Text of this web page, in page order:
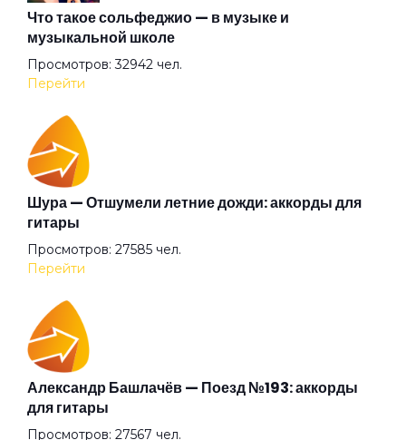
Зелёная дорожка
Зелёная лодка
Знаешь
Золотые берега
Из окна автомобиля
Когда приходит рассвет
Колечко
Что такое сольфеджио — в музыке и
музыкальной школе
Просмотров: 32942 чел.
Перейти
Шура — Отшумели летние дожди: аккорды для
гитары
Просмотров: 27585 чел.
Перейти
Александр Башлачёв — Поезд №193: аккорды
для гитары
Просмотров: 27567 чел.